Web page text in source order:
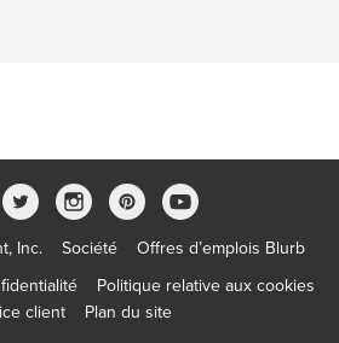
Inc. Société
Offres d’emplois Blurb
Politique relative aux cookies
client
Plan du site